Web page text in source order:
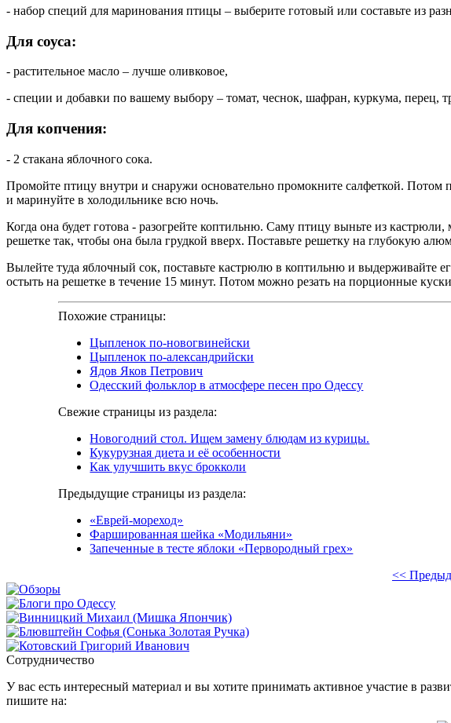
- набор специй для маринования птицы – выберите готовый или составьте из
Для соуса:
- растительное масло – лучше оливковое,
- специи и добавки по вашему выбору – томат, чеснок, шафран, куркума, перец,
Для копчения:
- 2 стакана яблочного сока.
Промойте птицу внутри и снаружи основательно промокните салфеткой.
и маринуйте в холодильнике всю ночь.
Когда она будет готова - разогрейте коптильню. Саму птицу выньте из
решетке так, чтобы она была грудкой вверх. Поставьте решетку на глубокую
Вылейте туда яблочный сок, поставьте кастрюлю в коптильню и выдерживайте
остыть на решетке в течение 15 минут. Потом можно резать на порционные
Похожие страницы:
Цыпленок по-новогвинейски
Цыпленок по-александрийски
Ядов Яков Петрович
Одесский фольклор в атмосфере песен про Одессу
Свежие страницы из раздела:
Новогодний стол. Ищем замену блюдам из курицы.
Кукурузная диета и её особенности
Как улучшить вкус брокколи
Предыдущие страницы из раздела:
«Еврей-мореход»
Фаршированная шейка «Модильяни»
Запеченные в тесте яблоки «Первородный грех»
<<
Сотрудничество
У вас есть интересный материал и вы хотите принимать активное участие в
пишите на: